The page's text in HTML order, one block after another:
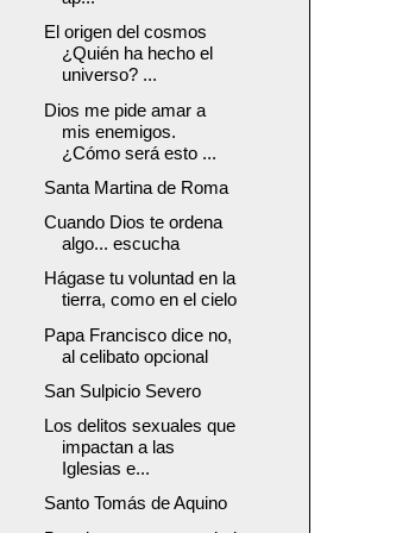
El origen del cosmos
¿Quién ha hecho el
universo? ...
Dios me pide amar a
mis enemigos.
¿Cómo será esto ...
Santa Martina de Roma
Cuando Dios te ordena
algo... escucha
Hágase tu voluntad en la
tierra, como en el cielo
Papa Francisco dice no,
al celibato opcional
San Sulpicio Severo
Los delitos sexuales que
impactan a las
Iglesias e...
Santo Tomás de Aquino